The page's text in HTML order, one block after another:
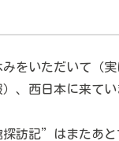
をいただいて（実
、西日本に来てい
訪記”はまたあと